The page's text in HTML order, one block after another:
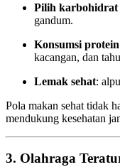
Pilih karbohidrat
gandum.
Konsumsi protein
kacangan, dan
Lemak sehat:
Pola makan sehat tidak
mendukung kesehatan
3. Olahraga